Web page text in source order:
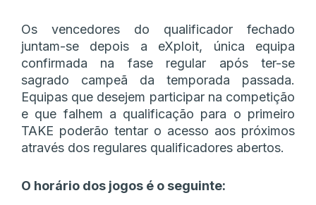
Os vencedores do qualificador fechado
juntam-se depois a eXploit, única equipa
confirmada na fase regular após ter-se
sagrado campeã da temporada passada.
Equipas que desejem participar na competição
e que falhem a qualificação para o primeiro
TAKE poderão tentar o acesso aos próximos
através dos regulares qualificadores abertos.
O horário dos jogos é o seguinte: